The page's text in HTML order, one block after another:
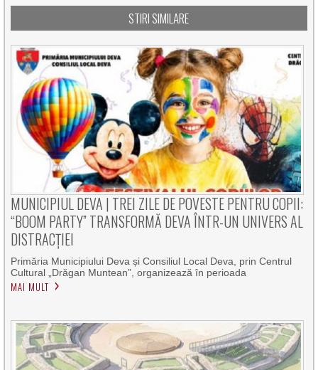
STIRI SIMILARE
MUNICIPIUL DEVA | TREI ZILE DE POVESTE PENTRU COPII:
“BOOM PARTY” TRANSFORMĂ DEVA ÎNTR-UN UNIVERS AL
DISTRACȚIEI
Primăria Municipiului Deva și Consiliul Local Deva, prin Centrul
Cultural „Drăgan Muntean”, organizează în perioada
MAI MULT